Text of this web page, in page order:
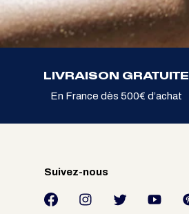
LIVRAISON GRATUITE
En France dès 500€ d’achat
Suivez-nous